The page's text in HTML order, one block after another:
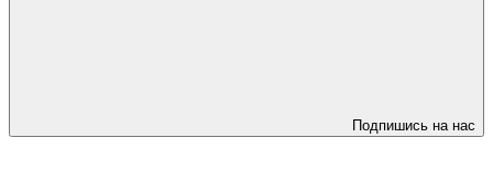
Подпишись на нас